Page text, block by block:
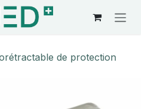
de protection